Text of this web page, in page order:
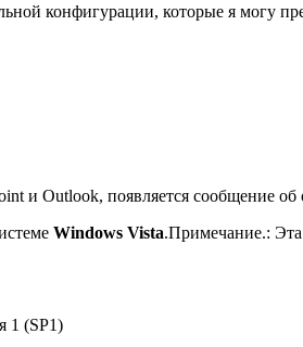
конфигурации, которые я могу
и Outlook, появляется сообщение об
Windows Vista.Примечание.:
1 (SP1)